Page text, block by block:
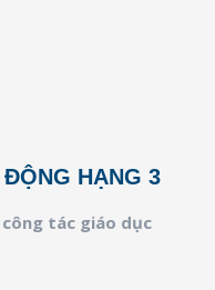
HẠNG 3
tác giáo dục